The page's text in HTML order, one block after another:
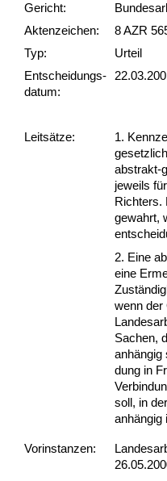
Gericht:
Akten­zeichen:
8 AZR
Typ:
Urteil
Ent­scheid­ungs­
datum:
Leit­sätze:
1.
abs­trakt-
je­weils
Rich­ters.
ge­wahrt,
2. Ei­ne
ei­ne
wenn der
Sa­chen,
anhängig
dung in
soll, in
anhängig
Vor­ins­tan­zen: